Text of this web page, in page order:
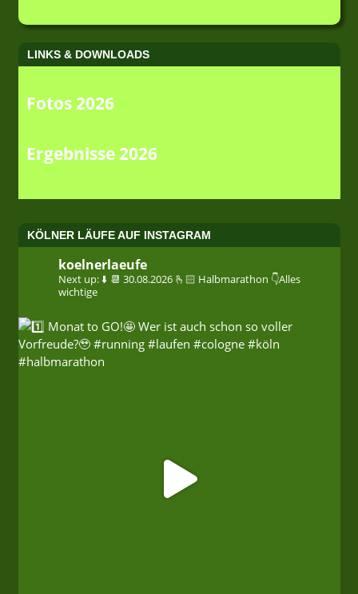
LINKS & DOWNLOADS
Fotos 2026
Ergebnisse 2026
KÖLNER LÄUFE AUF INSTAGRAM
koelnerlaeufe
Next up: ⬇️ 📆 30.08.2026 🫰🏻 Halbmarathon 👇Alles
wichtige